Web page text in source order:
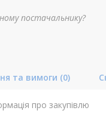
постачальнику?
та вимоги (0)
про закупівлю